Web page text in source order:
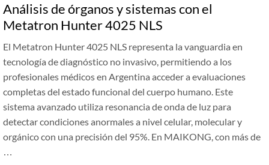
Análisis de órganos y sistemas con el
Metatron Hunter 4025 NLS
El Metatron Hunter 4025 NLS representa la vanguardia en
tecnología de diagnóstico no invasivo, permitiendo a los
profesionales médicos en Argentina acceder a evaluaciones
completas del estado funcional del cuerpo humano. Este
sistema avanzado utiliza resonancia de onda de luz para
detectar condiciones anormales a nivel celular, molecular y
orgánico con una precisión del 95%. En MAIKONG, con más de
…